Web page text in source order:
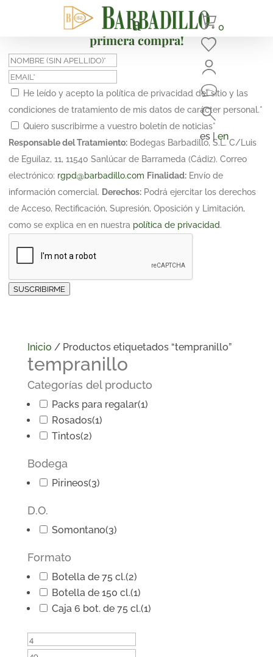
¡Suscríbete y obtén un 10% de descuento en tu
primera compra!
He leído y acepto la política de privacidad del sitio y las
condiciones de tratamiento de mis datos de carácter personal.*
Quiero suscribirme a vuestro boletín de noticias*
Responsable del Tratamiento: Bodegas Barbadillo, S.L. C/Luis
de Eguilaz, 11, 11540 Sanlúcar de Barrameda (Cádiz). Correo
electrónico: rgpd@barbadillo.com Finalidad: Envío de
información comercial. Derechos: Podrá ejercitar los derechos
de Acceso, Rectificación, Supresión, Oposición y Limitación,
como se explica en en nuestra política de privacidad.
SUSCRIBIRME
0
es |en
Inicio / Productos etiquetados “tempranillo”
tempranillo
Categorías del producto
Packs para regalar(1)
Rosados(1)
Tintos(2)
Bodega
Pirineos(3)
D.O.
Somontano(3)
Formato
Botella de 75 cl.(2)
Botella de 150 cl.(1)
Caja 6 bot. de 75 cl.(1)